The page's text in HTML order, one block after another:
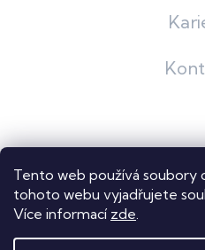
Tento web používá soubory
tohoto webu vyjadřujete
Více informací zde.
Copyright 2026Dastech